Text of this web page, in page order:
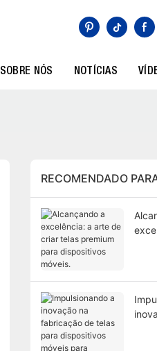
SOBRE NÓS NOTÍCIAS
RECOMENDADO